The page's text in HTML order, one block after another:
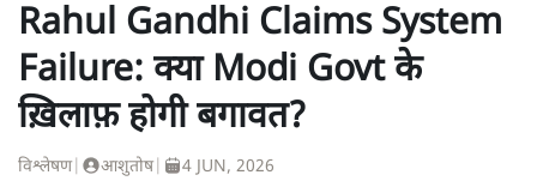
Rahul Gandhi Claims System
Failure: क्या Modi Govt के
ख़िलाफ़ होगी बगावत?
विश्लेषण| आशुतोष| 4 JUN, 2026